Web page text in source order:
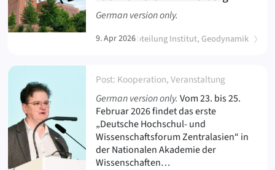
Abteilung Institut, Geodynamik
German version only.
9. Apr 2026
(
Post: Kooperation, Veranstaltung
)German version only. Vom 23. bis 25.
Februar 2026 findet das erste
„Deutsche Hochschul- und
Wissenschaftsforum Zentralasien“ in
der Nationalen Akademie der
Wissenschaften…